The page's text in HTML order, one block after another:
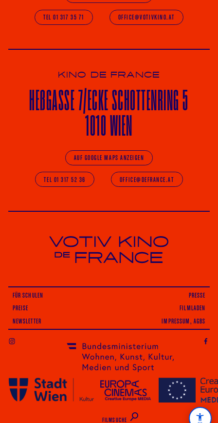
TEL 01 317 35 71 OFFICE@VOTIVKINO.AT
KINO DE FRANCE
HEßGASSE 7/ECKESCHOTTENRING 5
1010 WIEN
AUF GOOGLE MAPS ANZEIGEN
TEL 01 317 52 36 OFFICE@DEFRANCE.AT
Votiv Kino und Kino De France in Wien
FÜR SCHULEN
PRESSE
PREISE
FILMLADEN
NEWSLETTER IMPRESSUM, AGBS
FILMSUCHE